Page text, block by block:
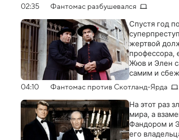
02:35 Фантомас разбушевался
Спустя год
жертвой
профессора,
Жюв и Элен
самим и
04:10 Фантомас против Скотланд-Ярда
На этот раз
мира, а
Фандором и
его